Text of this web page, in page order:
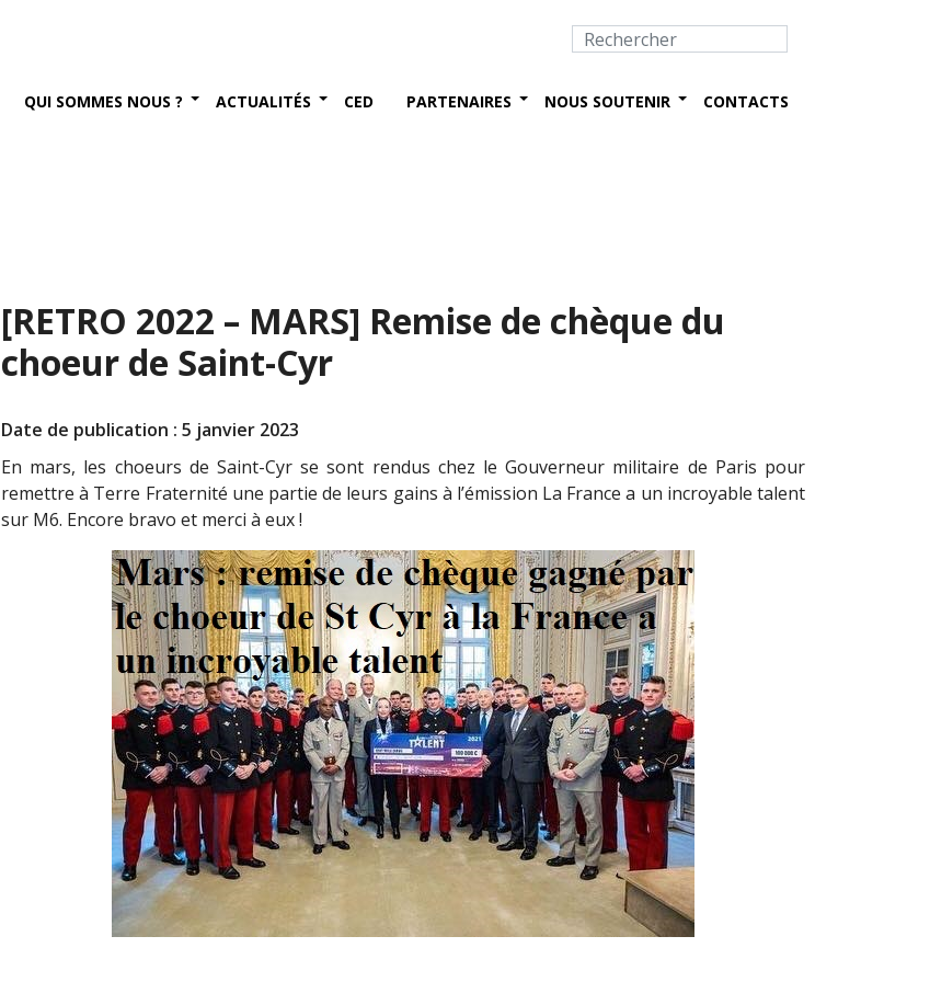
QUI SOMMES NOUS ? ACTUALITÉS CED PARTENAIRES NOUS SOUTENIR CONTACTS
[RETRO 2022 – MARS] Remise de chèque du
choeur de Saint-Cyr
Date de publication : 5 janvier 2023
En mars, les choeurs de Saint-Cyr se sont rendus chez le Gouverneur militaire de Paris pour
remettre à Terre Fraternité une partie de leurs gains à l’émission La France a un incroyable talent
sur M6. Encore bravo et merci à eux !